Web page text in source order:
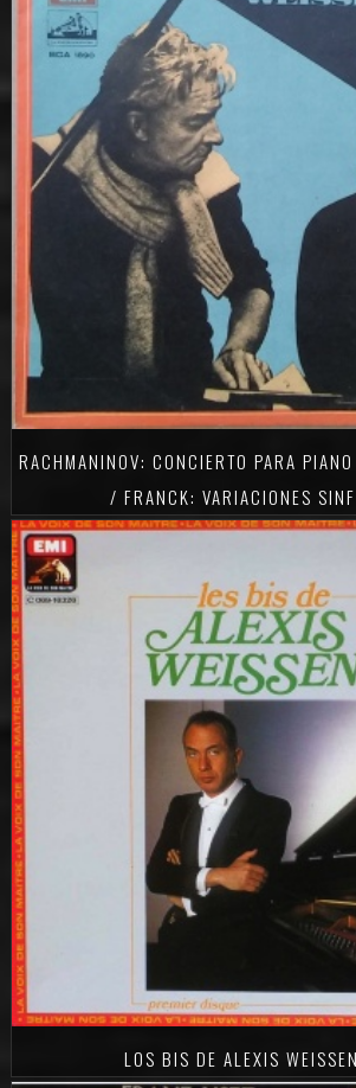
RACHMANINOV: CONCIERTO PARA
/ FRANCK: VARIACIONES
LOS BIS DE ALEXIS